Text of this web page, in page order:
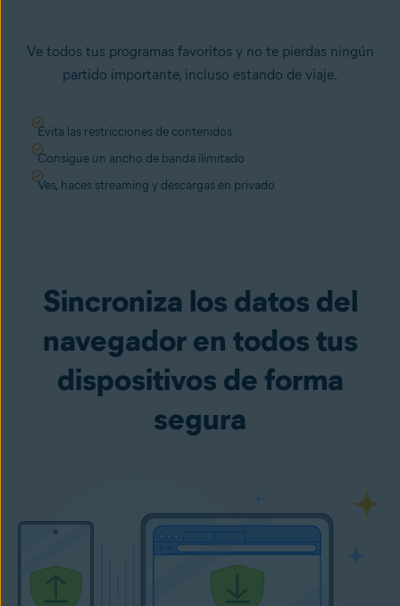
Ve todos tus programas favoritos y no te pierdas ningún
partido importante, incluso estando de viaje.
Evita las restricciones de contenidos
Consigue un ancho de banda ilimitado
Ves, haces streaming y descargas en privado
Sincroniza los datos del
navegador en todos tus
dispositivos de forma
segura